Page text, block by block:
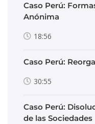
Caso Perú:
Anónima
18:56
Caso Perú:
30:55
Caso Perú:
de las Sociedades